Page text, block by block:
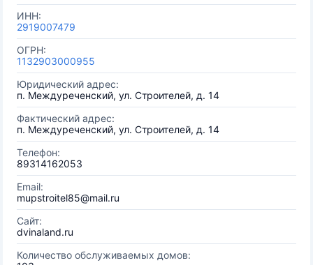
ИНН:
2919007479
ОГРН:
1132903000955
Юридический адрес:
п. Междуреченский, ул. Строителей, д. 14
Фактический адрес:
п. Междуреченский, ул. Строителей, д. 14
Телефон:
89314162053
Email:
mupstroitel85@mail.ru
Сайт:
dvinaland.ru
Количество обслуживаемых домов: